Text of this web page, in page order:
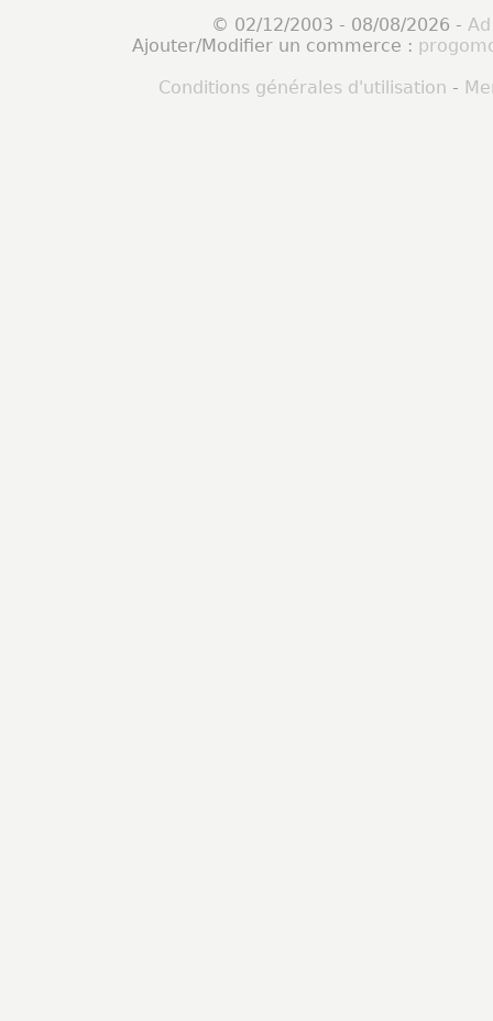
© 02/12/2003 - 08/08/2026 -
Ajouter/Modifier un commerce :
Conditions générales d'utilisation -